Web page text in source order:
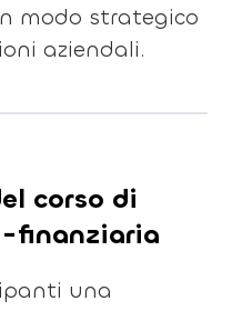
modo strategico
aziendali.
corso di
finanziaria
una